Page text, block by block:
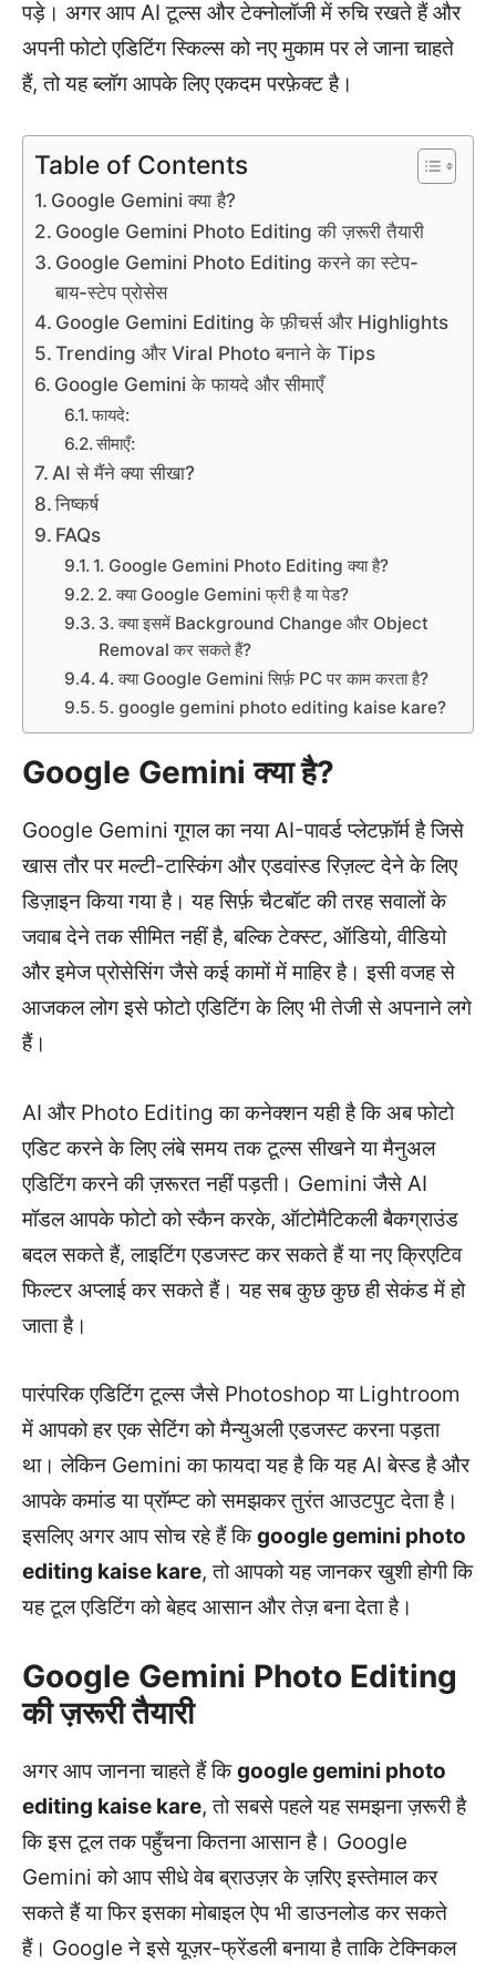
पड़े। अगर आप AI टूल्स और टेक्नोलॉजी में रुचि रखते हैं और
अपनी फोटो एडिटिंग स्किल्स को नए मुकाम पर ले जाना चाहते
हैं, तो यह ब्लॉग आपके लिए एकदम परफ़ेक्ट है।
Table of Contents
Google Gemini क्या है?
Google Gemini Photo Editing की ज़रूरी तैयारी
Google Gemini Photo Editing करने का स्टेप-
बाय-स्टेप प्रोसेस
Google Gemini Editing के फ़ीचर्स और Highlights
Trending और Viral Photo बनाने के Tips
Google Gemini के फायदे और सीमाएँ
फायदे:
सीमाएँ:
AI से मैंने क्या सीखा?
निष्कर्ष
FAQs
1. Google Gemini Photo Editing क्या है?
2. क्या Google Gemini फ्री है या पेड?
3. क्या इसमें Background Change और Object
Removal कर सकते हैं?
4. क्या Google Gemini सिर्फ़ PC पर काम करता है?
5. google gemini photo editing kaise kare?
Google Gemini क्या है?
Google Gemini गूगल का नया AI-पावर्ड प्लेटफ़ॉर्म है जिसे
खास तौर पर मल्टी-टास्किंग और एडवांस्ड रिज़ल्ट देने के लिए
डिज़ाइन किया गया है। यह सिर्फ़ चैटबॉट की तरह सवालों के
जवाब देने तक सीमित नहीं है, बल्कि टेक्स्ट, ऑडियो, वीडियो
और इमेज प्रोसेसिंग जैसे कई कामों में माहिर है। इसी वजह से
आजकल लोग इसे फोटो एडिटिंग के लिए भी तेजी से अपनाने लगे
हैं।
AI और Photo Editing का कनेक्शन यही है कि अब फोटो
एडिट करने के लिए लंबे समय तक टूल्स सीखने या मैनुअल
एडिटिंग करने की ज़रूरत नहीं पड़ती। Gemini जैसे AI
मॉडल आपके फोटो को स्कैन करके, ऑटोमैटिकली बैकग्राउंड
बदल सकते हैं, लाइटिंग एडजस्ट कर सकते हैं या नए क्रिएटिव
फिल्टर अप्लाई कर सकते हैं। यह सब कुछ कुछ ही सेकंड में हो
जाता है।
पारंपरिक एडिटिंग टूल्स जैसे Photoshop या Lightroom
में आपको हर एक सेटिंग को मैन्युअली एडजस्ट करना पड़ता
था। लेकिन Gemini का फायदा यह है कि यह AI बेस्ड है और
आपके कमांड या प्रॉम्प्ट को समझकर तुरंत आउटपुट देता है।
इसलिए अगर आप सोच रहे हैं किgoogle gemini photo
editing kaise kare, तो आपको यह जानकर खुशी होगी कि
यह टूल एडिटिंग को बेहद आसान और तेज़ बना देता है।
Google Gemini Photo Editing
की ज़रूरी तैयारी
अगर आप जानना चाहते हैं किgoogle gemini photo
editing kaise kare, तो सबसे पहले यह समझना ज़रूरी है
कि इस टूल तक पहुँचना कितना आसान है। Google
Gemini को आप सीधे वेब ब्राउज़र के ज़रिए इस्तेमाल कर
सकते हैं या फिर इसका मोबाइल ऐप भी डाउनलोड कर सकते
हैं। Google ने इसे यूज़र-फ्रेंडली बनाया है ताकि टेक्निकल